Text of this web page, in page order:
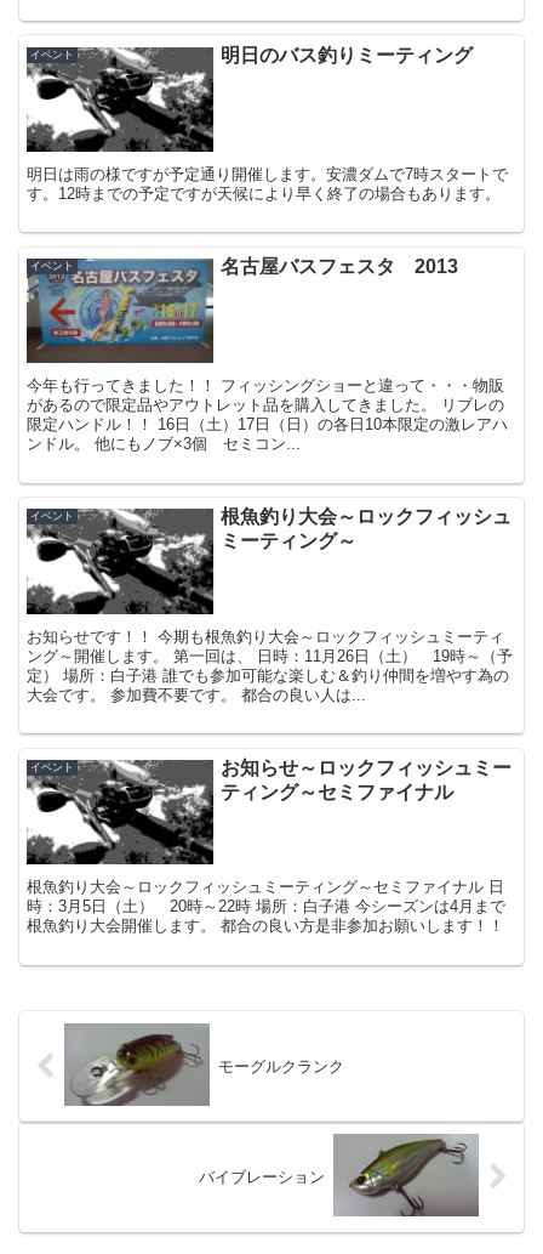
イベント 明日のバス釣りミーティング
明日は雨の様ですが予定通り開催します。安濃ダムで7時スタートで
す。12時までの予定ですが天候により早く終了の場合もあります。
イベント 名古屋バスフェスタ 2013
今年も行ってきました！！ フィッシングショーと違って・・・物販
があるので限定品やアウトレット品を購入してきました。 リブレの
限定ハンドル！！ 16日（土）17日（日）の各日10本限定の激レアハ
ンドル。 他にもノブ×3個 セミコン...
イベント
根魚釣り大会～ロックフィッシュ
ミーティング～
お知らせです！！ 今期も根魚釣り大会～ロックフィッシュミーティ
ング～開催します。 第一回は、 日時：11月26日（土） 19時～（予
定） 場所：白子港 誰でも参加可能な楽しむ＆釣り仲間を増やす為の
大会です。 参加費不要です。 都合の良い人は...
イベント
お知らせ～ロックフィッシュミー
ティング～セミファイナル
根魚釣り大会～ロックフィッシュミーティング～セミファイナル 日
時：3月5日（土） 20時～22時 場所：白子港 今シーズンは4月まで
根魚釣り大会開催します。 都合の良い方是非参加お願いします！！
モーグルクランク
バイブレーション